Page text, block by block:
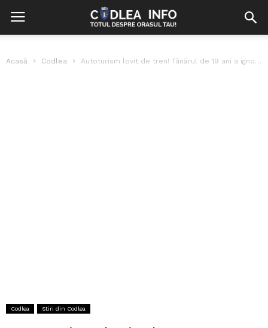
Acasă Codlea Autoturism lovit de tren! Tânărul de 19 ani a ignorat semnalele acustice...
Codlea Stiri din Codlea